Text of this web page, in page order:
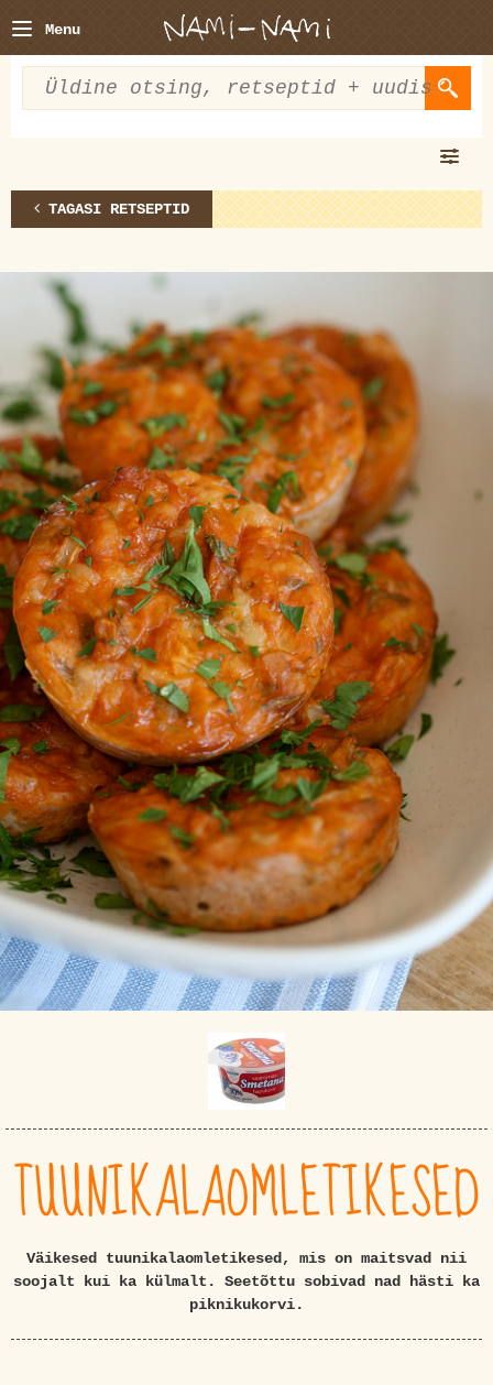
Menu
TAGASI RETSEPTID
TUUNIKALAOMLETIKESED
Väikesed tuunikalaomletikesed, mis on maitsvad nii
soojalt kui ka külmalt. Seetõttu sobivad nad hästi ka
piknikukorvi.